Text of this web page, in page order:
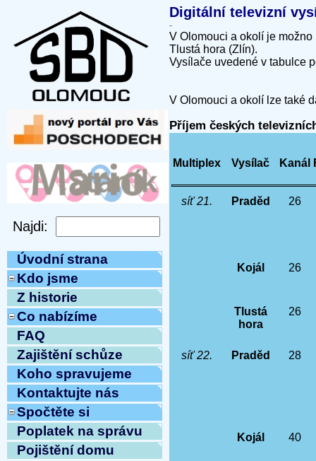
Úvodní strana
Kdo jsme
Z historie
Co nabízíme
FAQ
Zajištění schůze
Koho spravujeme
Kontaktujte nás
Spočtěte si
Poplatek na správu
Pojištění domu
Digitální televizní
V Olomouci a okolí je
Tlustá hora (Zlín).
Vysílače uvedené v tabulce
V Olomouci a okolí lze také
Příjem českých
Multiplex Vysílač Kanál
síť 21. Praděd 26
Kojál 26
Tlustá
hora
26
síť 22. Praděd 28
Kojál 40